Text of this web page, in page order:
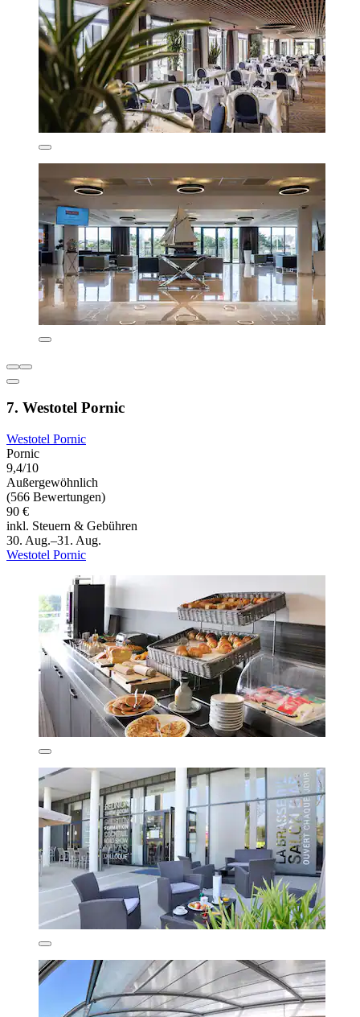
7. Westotel Pornic
Westotel Pornic
Pornic
9,4/10
Außergewöhnlich
(566 Bewertungen)
90 €
inkl. Steuern & Gebühren
30. Aug.–31. Aug.
Westotel Pornic